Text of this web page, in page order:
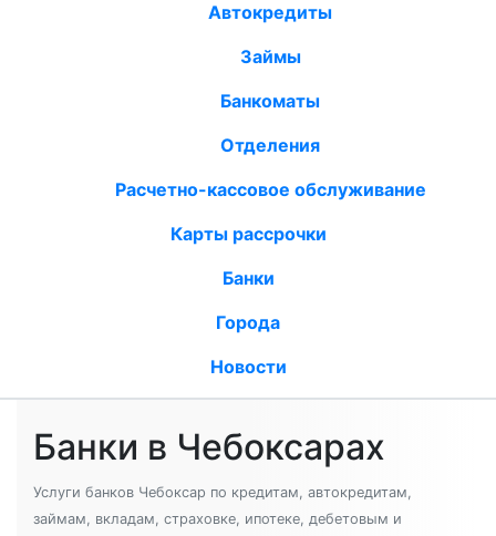
Автокредиты
Займы
Банкоматы
Отделения
Расчетно-кассовое обслуживание
Карты рассрочки
Банки
Города
Новости
Банки в Чебоксарах
Услуги банков Чебоксар по кредитам, автокредитам,
займам, вкладам, страховке, ипотеке, дебетовым и